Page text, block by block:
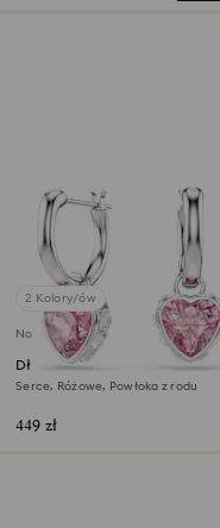
2 Kolory/ów
Nowość
Długie kolczyki Chroma
Serce, Różowe, Powłoka z rodu
449 zł